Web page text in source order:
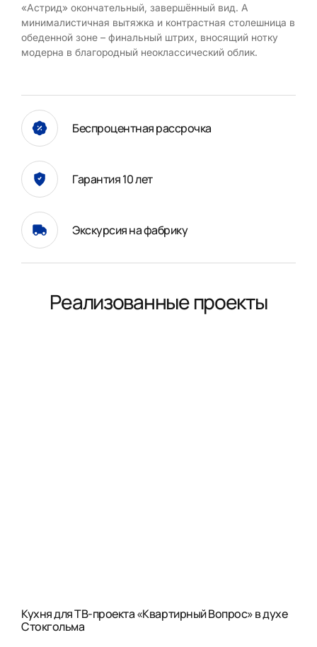
«Астрид» окончательный, завершённый вид. А
минималистичная вытяжка и контрастная столешница в
обеденной зоне – финальный штрих, вносящий нотку
модерна в благородный неоклассический облик.
Беспроцентная рассрочка
Гарантия 10 лет
Экскурсия на фабрику
Реализованные проекты
Кухня для ТВ-проекта «Квартирный Вопрос» в духе
Стокгольма